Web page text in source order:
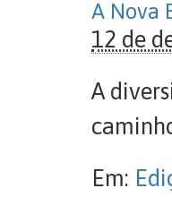
A Nova
12 de
A
Em: